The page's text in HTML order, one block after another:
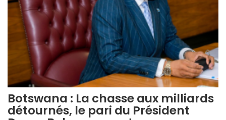
Botswana : La chasse aux milliards
détournés, le pari du Président